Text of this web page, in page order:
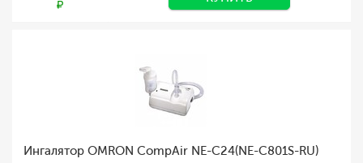
Ингалятор OMRON CompAir NE-C24(NE-C801S-RU)